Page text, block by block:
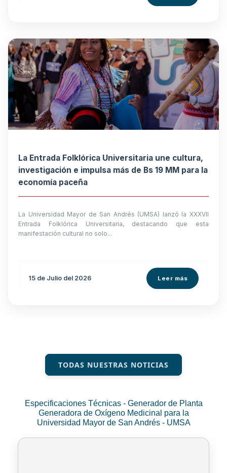
La Entrada Folklórica Universitaria une cultura,
investigación e impulsa más de Bs 19 MM para la
economía paceña
La Universidad Mayor de San Andrés (UMSA) lanzó la XXXVII
Entrada Folklórica Universitaria, destacando que esta
manifestación cultural no solo...
15 de Julio del 2026 Leer más
TODAS NUESTRAS NOTICIAS
Especificaciones Técnicas - Generador de Planta
Generadora de Oxígeno Medicinal para la
Universidad Mayor de San Andrés - UMSA